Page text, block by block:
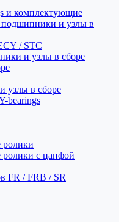
и комплектующие
подшипники и узлы в
/ STC
и узлы в сборе
узлы в сборе
bearings
с цапфой
FR / FRB / SR